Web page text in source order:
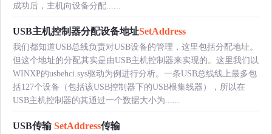
成功后，主机向设备分配......
USB主机控制器分配设备地址SetAddress
我们都知道USB总线负责对USB设备的管理，这里包括分配地址。
但这个地址的分配其实是由USB主机控制器来实现的。这里我们以
WINXP的usbehci.sys驱动为例进行分析。一条USB总线线上最多包
括127个设备（包括该USB控制器下的USB根集线器），所以在
USB主机控制器的其通过一个数据大小为......
USB传输SetAddress传输